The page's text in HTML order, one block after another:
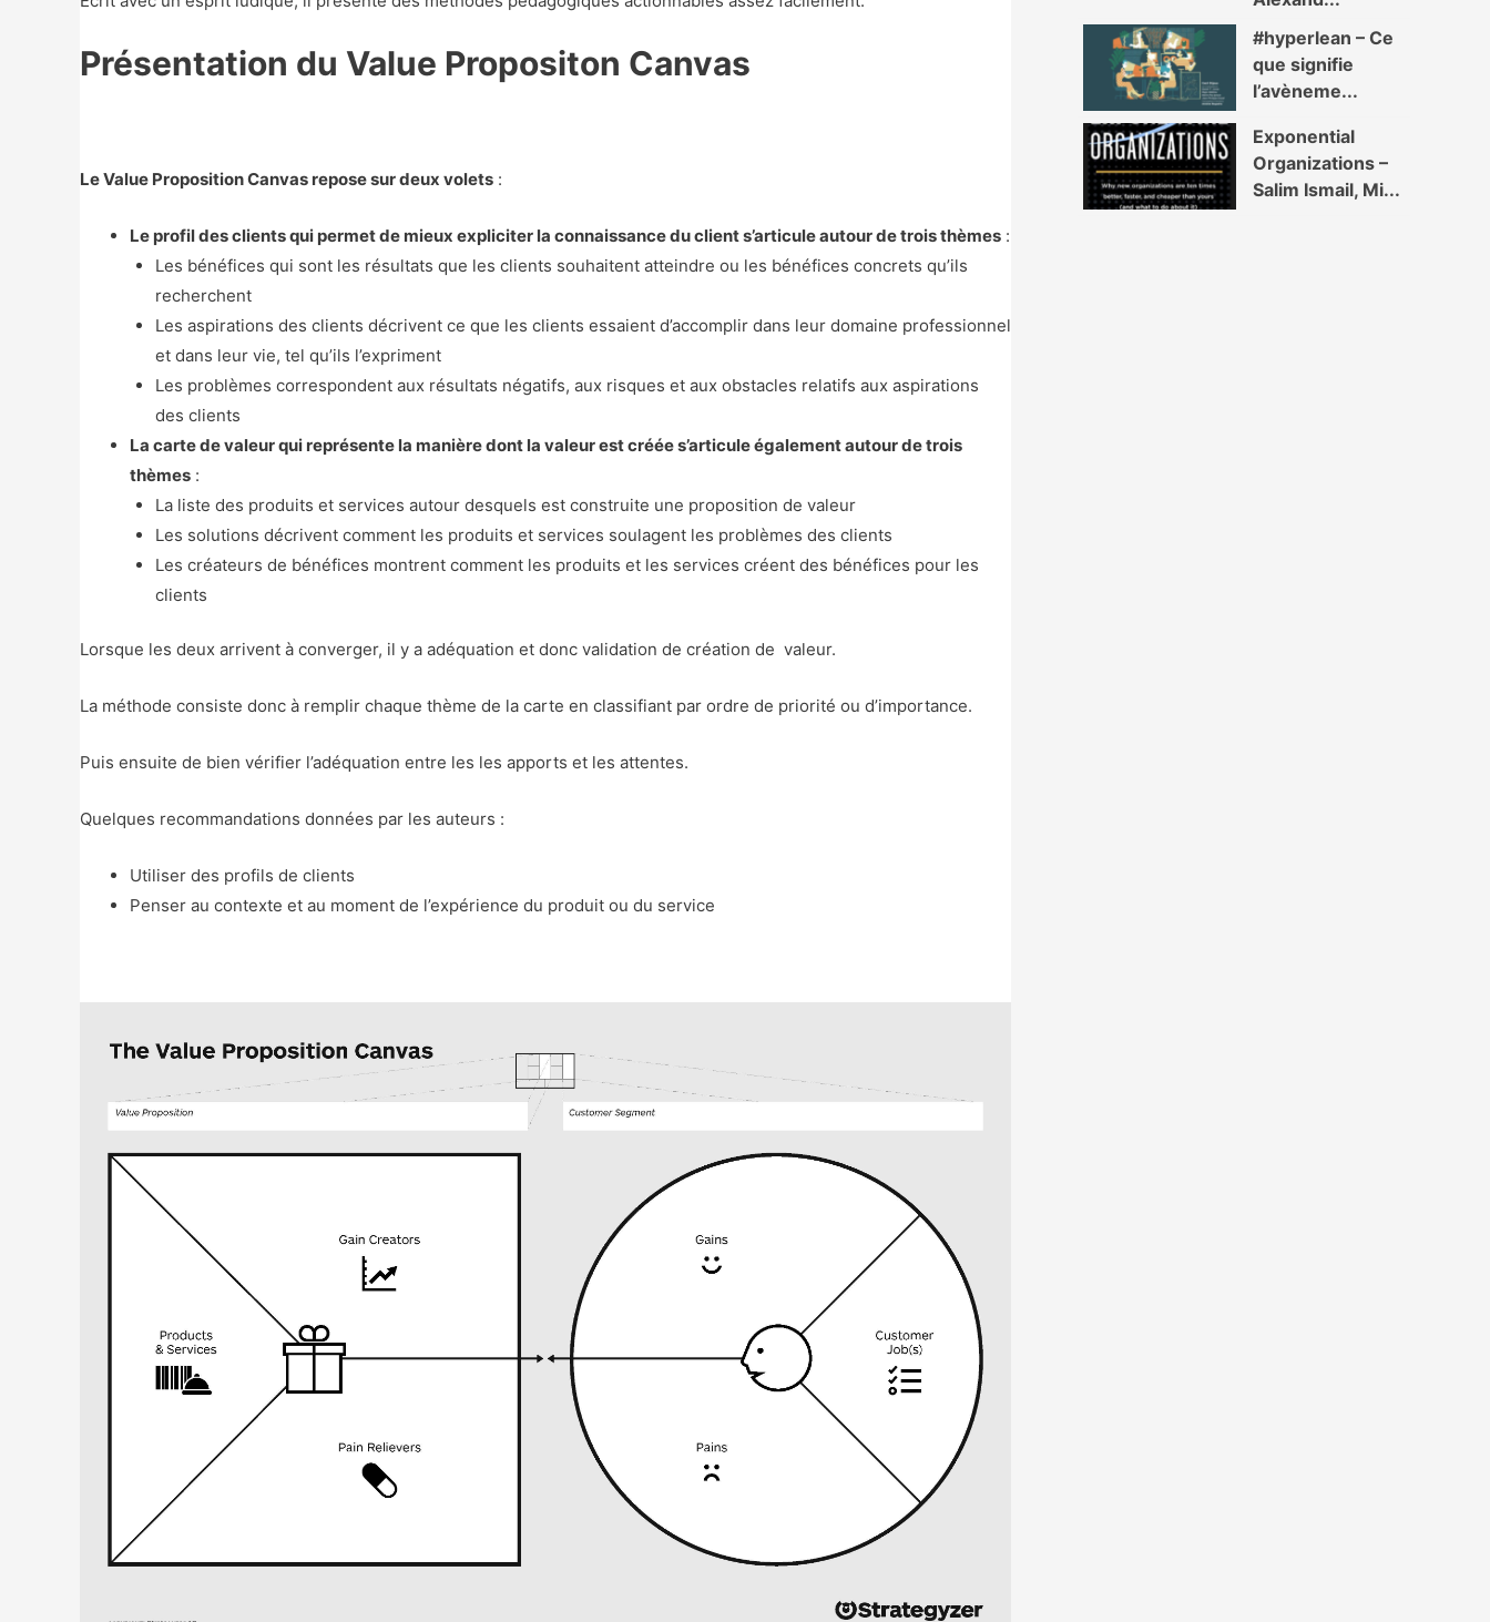
Présentation du Value Propositon Canvas
Le Value Proposition Canvas repose sur deux volets :
Le profil des clients qui permet de mieux expliciter la connaissance du client s’articule autour de trois thèmes :
Les bénéfices qui sont les résultats que les clients souhaitent atteindre ou les bénéfices concrets qu’ils
recherchent
Les aspirations des clients décrivent ce que les clients essaient d’accomplir dans leur domaine professionnel
et dans leur vie, tel qu’ils l’expriment
Les problèmes correspondent aux résultats négatifs, aux risques et aux obstacles relatifs aux aspirations
des clients
La carte de valeur qui représente la manière dont la valeur est créée s’articule également autour de trois
thèmes :
La liste des produits et services autour desquels est construite une proposition de valeur
Les solutions décrivent comment les produits et services soulagent les problèmes des clients
Les créateurs de bénéfices montrent comment les produits et les services créent des bénéfices pour les
clients
Lorsque les deux arrivent à converger, il y a adéquation et donc validation de création de valeur.
La méthode consiste donc à remplir chaque thème de la carte en classifiant par ordre de priorité ou d’importance.
Puis ensuite de bien vérifier l’adéquation entre les les apports et les attentes.
Quelques recommandations données par les auteurs :
Utiliser des profils de clients
Penser au contexte et au moment de l’expérience du produit ou du service
#hyperlean – Ce
que signifie
l’avèneme...
Exponential
Organizations –
Salim Ismail, Mi...